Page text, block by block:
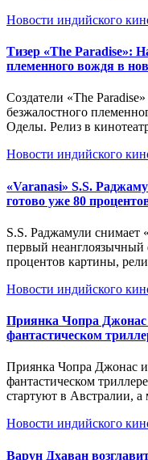
Новости индийского
Тизер «The Paradise»:
племенного вождя в
Создатели «The Paradise» представили тизер: Нани в роли
безжалостного
Оделы. Релиз в
Новости индийского
«Varanasi» S.S.
готово уже 80
S.S. Раджамули снимает «Varanasi» полностью на IMAX — это
первый неанглоязычный
процентов картины,
Новости индийского
Приянка Чопра Джонас
фантастическом
Приянка Чопра Джонас и Рассел Кроу сыграют вместе в
фантастическом
стартуют в Австралии,
Новости индийского
Варун Дхаван